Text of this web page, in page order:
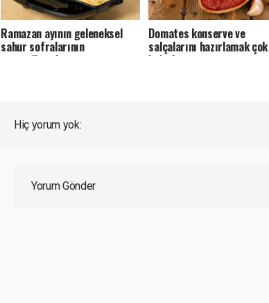
Ramazan ayının geleneksel
sahur sofralarının
vazgeçilmezi
Domates konserve ve
salçalarını hazırlamak çok
kolay!
Hiç yorum yok:
Yorum Gönder